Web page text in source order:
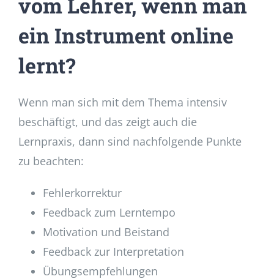
ein Instrument online
lernt?
Wenn man sich mit dem Thema intensiv
beschäftigt, und das zeigt auch die
Lernpraxis, dann sind nachfolgende Punkte
zu beachten:
Fehlerkorrektur
Feedback zum Lerntempo
Motivation und Beistand
Feedback zur Interpretation
Übungsempfehlungen